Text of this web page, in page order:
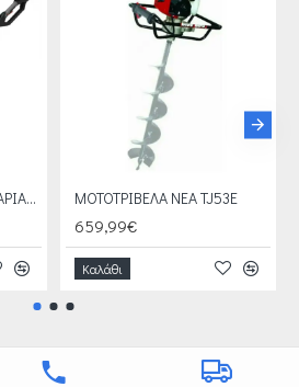
ΘΑΜΝΟΚΟΠΤΙΚΟ ΜΠΑΤΑΡΙΑΣ BCB 40 ΜΟΤΟΤΡΙΒΕΛΑ NEA TJ53E
659,99€
Καλάθι